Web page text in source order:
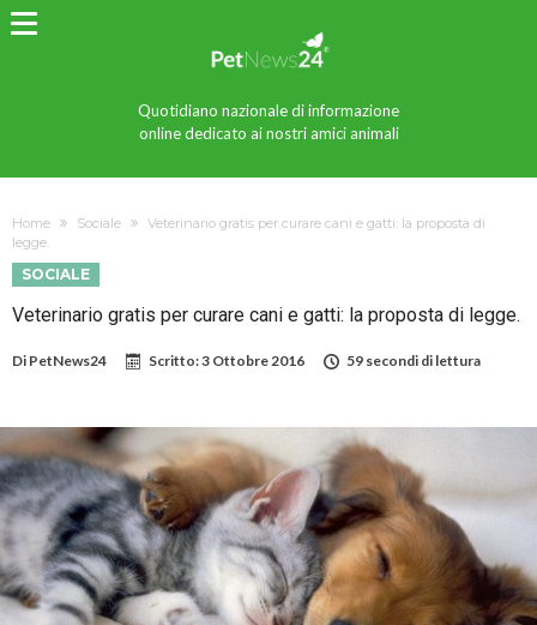
Quotidiano nazionale di informazione
online dedicato ai nostri amici animali
Home Sociale
Veterinario gratis per curare cani e gatti: la proposta di
legge.
SOCIALE
Veterinario gratis per curare cani e gatti: la proposta di legge.
Di PetNews24 Scritto:3 Ottobre 2016 59 secondi di lettura